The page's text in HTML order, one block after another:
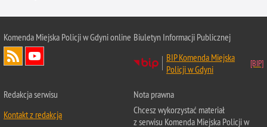
Komenda Miejska Policji w Gdyni online Biuletyn Informacji Publicznej
BIP Komenda Miejska
Policji w Gdyni
Redakcja serwisu
Kontakt z redakcją
Nota prawna
Chcesz wykorzystać materiał
z serwisu Komenda Miejska Policji w